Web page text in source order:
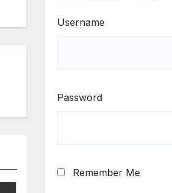
Username
Password
Remember Me